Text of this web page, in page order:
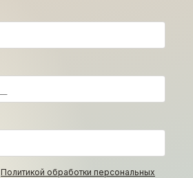
Политикой обработки персональных